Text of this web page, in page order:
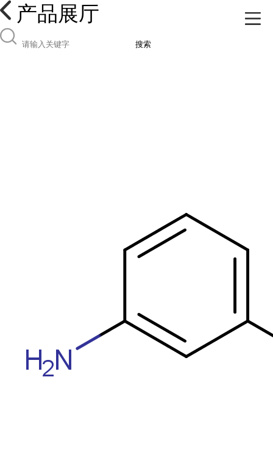
产品展厅
搜索